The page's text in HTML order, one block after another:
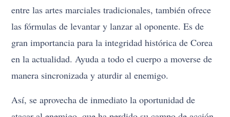
entre las artes marciales tradicionales, también ofrece
las fórmulas de levantar y lanzar al oponente. Es de
gran importancia para la integridad histórica de Corea
en la actualidad. Ayuda a todo el cuerpo a moverse de
manera sincronizada y aturdir al enemigo.
Así, se aprovecha de inmediato la oportunidad de